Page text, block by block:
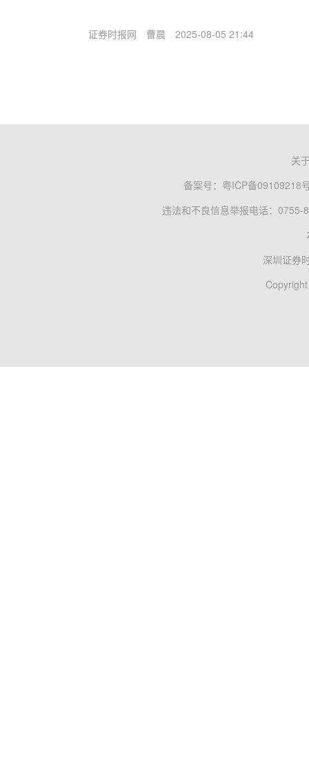
证券时报网 曹晨 2025-08-05 21:44
关
备案号： 粤ICP备09109218
违法和不良信息举报电话：0755-
深圳证券